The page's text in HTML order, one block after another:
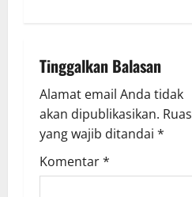
v
i
g
a
Tinggalkan Balasan
Alamat email Anda tidak
akan dipublikasikan. Ruas
yang wajib ditandai *
Komentar*